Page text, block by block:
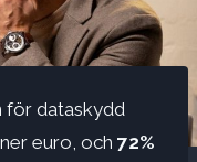
för dataskydd
euro, och 72%